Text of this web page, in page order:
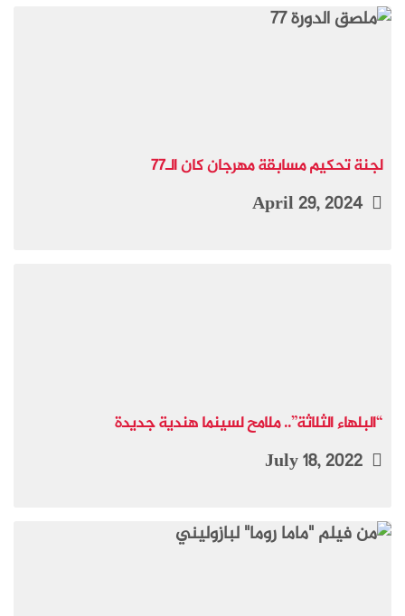
لجنة تحكيم مسابقة مهرجان كان الـ77
“البلهاء الثلاثة”.. ملامح لسينما هندية جديدة